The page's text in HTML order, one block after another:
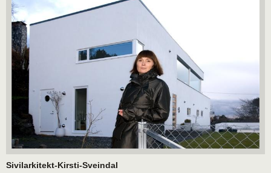
Sivilarkitekt-Kirsti-Sveindal